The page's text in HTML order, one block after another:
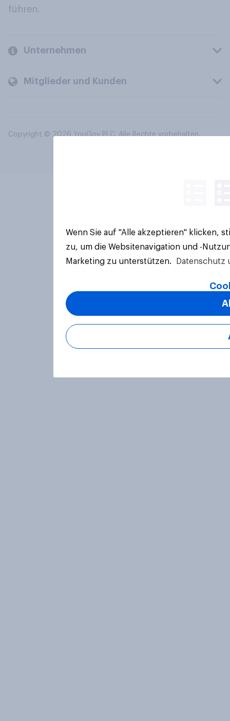
führen.
Unternehmen
Mitglieder und Kunden
Copyright © 2026 YouGov PLC. Alle Rechte vorbehalten.
Wenn Sie auf "Alle akzeptieren" klicken,
zu, um die Websitenavigation und -
Marketing zu unterstützen.
Datenschutz